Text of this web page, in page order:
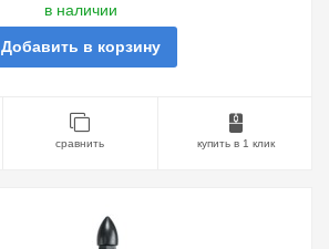
в наличии
Добавить в корзину
сравнить купить в 1 клик